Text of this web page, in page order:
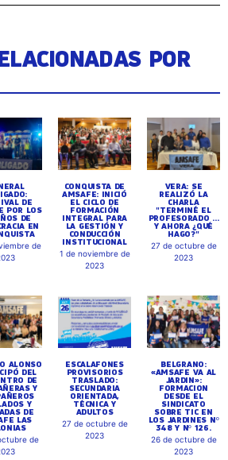
POR
DE
POR LOS
DE
EN
de
CONQUISTA DE
AMSAFE: INICIÓ
EL CICLO DE
FORMACIÓN
INTEGRAL PARA
LA GESTIÓN Y
CONDUCCIÓN
INSTITUCIONAL
1 de noviembre de
2023
VERA: SE
REALIZÓ LA
CHARLA
"TERMINÉ EL
PROFESORADO ...
Y AHORA ¿QUÉ
HAGO?"
27 de octubre de
2023
ALONSO
DEL
DE
Y
Y
DE
LAS
de
ESCALAFONES
PROVISORIOS
TRASLADO:
SECUNDARIA
ORIENTADA,
TÉCNICA Y
ADULTOS
27 de octubre de
2023
BELGRANO:
«AMSAFE VA AL
JARDIN»:
FORMACION
DESDE EL
SINDICATO
SOBRE TIC EN
LOS JARDINES Nº
348 Y Nº 126.
26 de octubre de
2023